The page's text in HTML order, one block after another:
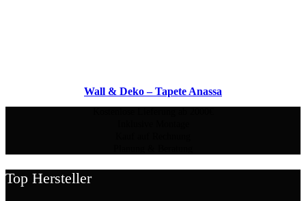
Wall & Deko – Tapete Anassa
Top Hersteller